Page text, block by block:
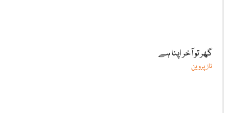
گھر تو آخر اپنا ہے
ناز پروین